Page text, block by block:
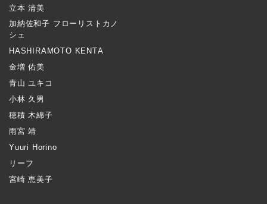
立本 清美
加納佐和子 フローリストカノ
シェ
HASHIRAMOTO KENTA
金増 佑美
青山 ユキコ
小林 久男
穂積 木綿子
雨宮 靖
Yuuri Horino
リーフ
宮崎 恵美子